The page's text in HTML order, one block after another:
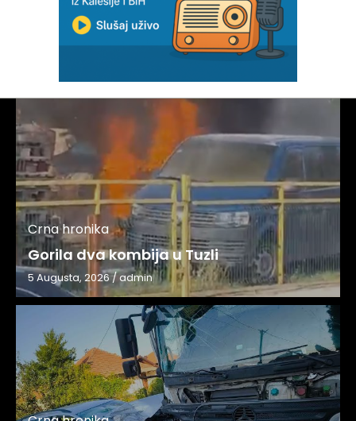
Crna hronika
Gorila dva kombija u Tuzli
5 Augusta, 2026/admin